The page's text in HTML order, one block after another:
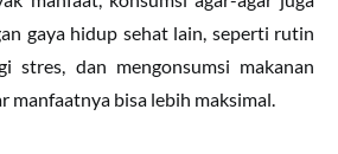
gaya hidup sehat lain, seperti rutin
stres, dan mengonsumsi makanan
manfaatnya bisa lebih maksimal.